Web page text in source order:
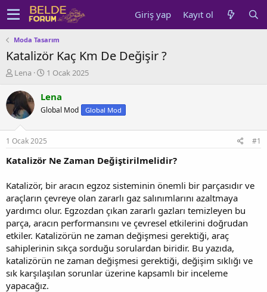
Giriş yap Kayıt ol
Moda Tasarım
Katalizör Kaç Km De Değişir ?
K
n
u
y
b
a
ş
t
a
n
Lena
B
ş
l
a
g
ç
r
i
h
i
1 Ocak 2025
Lena
Global Mod Global Mod
1 Ocak 2025 #1
Katalizör Ne Zaman Değiştirilmelidir?
Katalizör, bir aracın egzoz sisteminin önemli bir parçasıdır ve
araçların çevreye olan zararlı gaz salınımlarını azaltmaya
yardımcı olur. Egzozdan çıkan zararlı gazları temizleyen bu
parça, aracın performansını ve çevresel etkilerini doğrudan
etkiler. Katalizörün ne zaman değişmesi gerektiği, araç
sahiplerinin sıkça sorduğu sorulardan biridir. Bu yazıda,
katalizörün ne zaman değişmesi gerektiği, değişim sıklığı ve
sık karşılaşılan sorunlar üzerine kapsamlı bir inceleme
yapacağız.